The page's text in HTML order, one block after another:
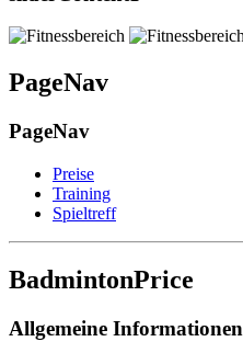
PageNav
PageNav
Preise
Training
Spieltreff
BadmintonPrice
Allgemeine Informationen